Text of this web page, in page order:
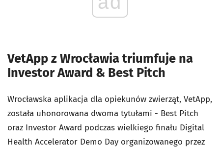
VetApp z Wrocławia triumfuje na
Investor Award & Best Pitch
Wrocławska aplikacja dla opiekunów zwierząt, VetApp,
została uhonorowana dwoma tytułami - Best Pitch
oraz Investor Award podczas wielkiego finału Digital
Health Accelerator Demo Day organizowanego przez